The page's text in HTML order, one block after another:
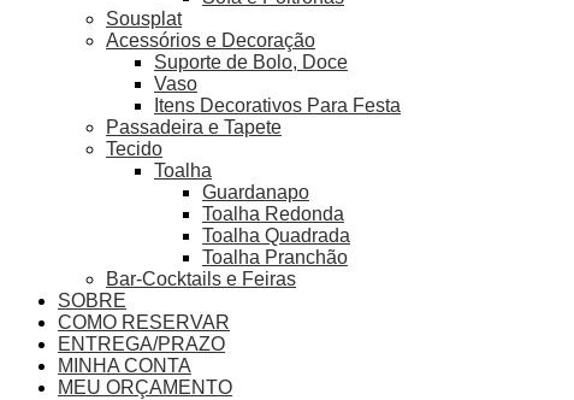
Sousplat
Acessórios e Decoração
Suporte de Bolo, Doce
Vaso
Itens Decorativos Para Festa
Passadeira e Tapete
Tecido
Toalha
Guardanapo
Toalha Redonda
Toalha Quadrada
Toalha Pranchão
Bar-Cocktails e Feiras
SOBRE
COMO RESERVAR
ENTREGA/PRAZO
MINHA CONTA
MEU ORÇAMENTO